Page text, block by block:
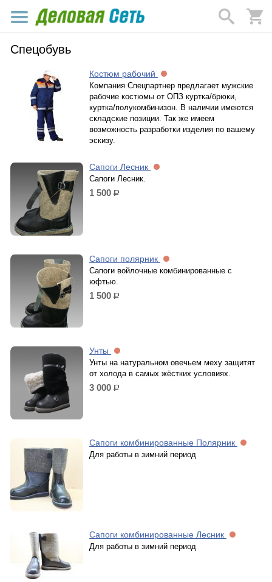
Спецобувь
Костюм рабочий
Компания Спецпартнер предлагает мужские
рабочие костюмы от ОПЗ куртка/брюки,
куртка/полукомбинизон. В наличии имеются
складские позиции. Так же имеем
возможность разработки изделия по вашему
эскизу.
Сапоги Лесник
Сапоги Лесник.
1 500 р.
Сапоги полярник
Сапоги войлочные комбинированные с
юфтью.
1 500 р.
Унты
Унты на натуральном овечьем меху защитят
от холода в самых жёстких условиях.
3 000 р.
Сапоги комбинированные Полярник
Для работы в зимний период
Сапоги комбинированные Лесник
Для работы в зимний период